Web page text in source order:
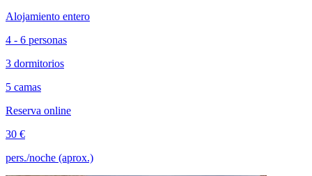
Alojamiento entero
4 - 6 personas
3 dormitorios
5 camas
Reserva online
30 €
pers./noche (aprox.)